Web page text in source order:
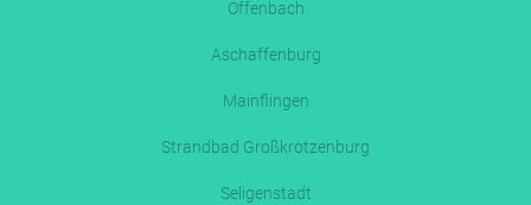
Offenbach
Aschaffenburg
Mainflingen
Strandbad Großkrotzenburg
Seligenstadt